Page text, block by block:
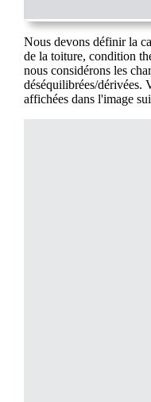
Nous devons définir la
de la toiture, condition
nous considérons les
déséquilibrées/dérivées.
affichées dans l'image